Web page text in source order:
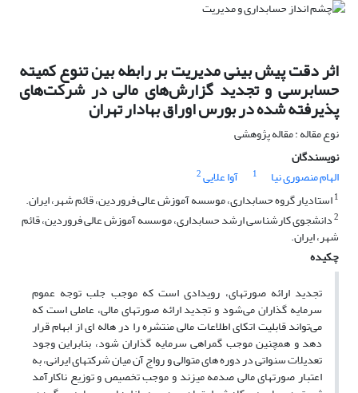
اثر دقت پیش بینی مدیریت بر رابطه بین تنوع کمیته
حسابرسی و تجدید گزارش‌های مالی در شرکت‌های
پذیرفته شده در بورس اوراق بهادار تهران
نوع مقاله : مقاله پژوهشی
نویسندگان
الهام منصوری نیا
1 آوا علایی2
1استادیار گروه حسابداری، موسسه آموزش عالی فروردین، قائم شهر، ایران.
2دانشجوی کارشناسی ارشد حسابداری، موسسه آموزش عالی فروردین، قائم
شهر، ایران.
چکیده
تجدید ارائه صورتهای، رویدادی است که موجب جلب توجه عموم
سرمایه گذاران می‌شود و تجدید ارائه صورتهای مالی، عاملی است که
می‌تواند قابلیت اتکای اطلاعات مالی منتشره را در هاله ای از ابهام قرار
دهد و همچنین موجب گمراهی سرمایه گذاران شود، بنابراین وجود
تعدیلات سنواتی در دوره های متوالی و رواج آن میان شرکتهای ایرانی، به
اعتبار صورتهای مالی صدمه میزند و موجب تخصیص و توزیع ناکارآمد